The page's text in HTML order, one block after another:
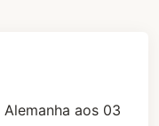
aos 03